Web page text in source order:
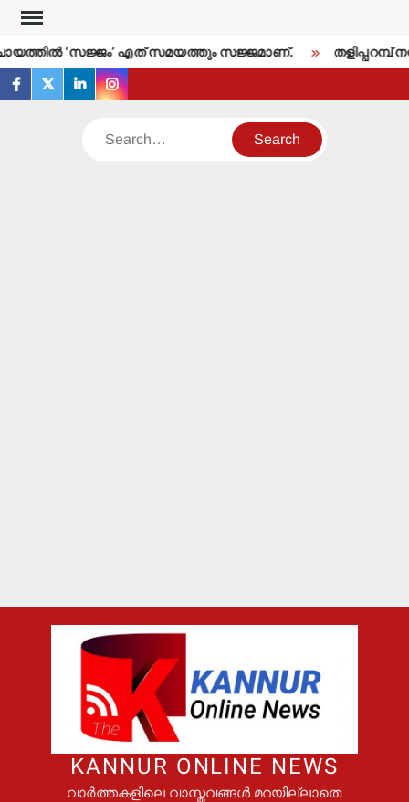
Skip
content
‘സജ്ജം’ എത് സമയത്തും സജ്ജമാണ്. തളിപ്പറമ്പ്
facebook
twitterlinkedininstagram
Search
KANNUR ONLINE NEWS
വാർത്തകളിലെ വാസ്തവങ്ങൾ മറയില്ലാതെ